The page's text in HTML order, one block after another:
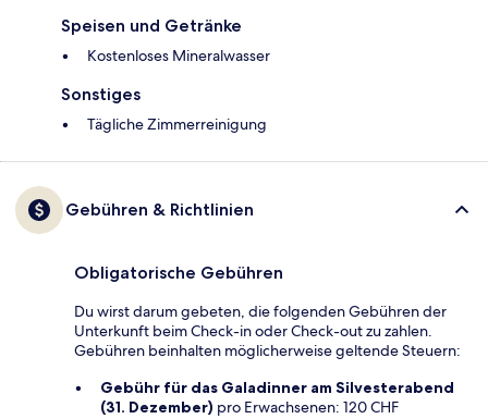
Speisen und Getränke
Kostenloses Mineralwasser
Sonstiges
Tägliche Zimmerreinigung
Gebühren & Richtlinien
Obligatorische Gebühren
Du wirst darum gebeten, die folgenden Gebühren der
Unterkunft beim Check-in oder Check-out zu zahlen.
Gebühren beinhalten möglicherweise geltende Steuern:
Gebühr für das Galadinner am Silvesterabend
(31. Dezember) pro Erwachsenen: 120 CHF